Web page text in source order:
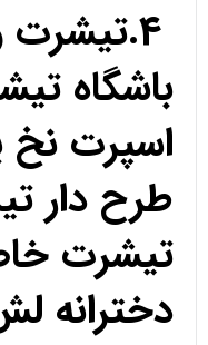
باشگاه
اسپرت نخ
طرح دار
تیشرت
دخترانه